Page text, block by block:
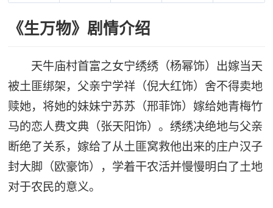
《生万物》剧情介绍
天牛庙村首富之女宁绣绣（杨幂饰）出嫁当天
被土匪绑架，父亲宁学祥（倪大红饰）舍不得卖地
赎她，将她的妹妹宁苏苏（邢菲饰）嫁给她青梅竹
马的恋人费文典（张天阳饰）。绣绣决绝地与父亲
断绝了关系，嫁给了从土匪窝救他出来的庄户汉子
封大脚（欧豪饰），学着干农活并慢慢明白了土地
对于农民的意义。